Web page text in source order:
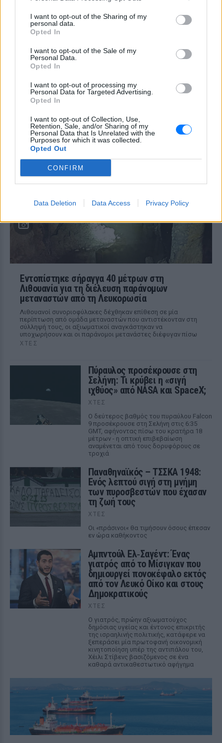
I want to opt-out of the Sharing of my
personal data.
Opted In
I want to opt-out of the Sale of my
Personal Data.
Opted In
I want to opt-out of processing my
Personal Data for Targeted Advertising.
Opted In
I want to opt-out of Collection, Use,
Retention, Sale, and/or Sharing of my
Personal Data that Is Unrelated with the
Purposes for which it was collected.
Opted Out
CONFIRM
Data Deletion Data Access Privacy Policy
εξάρτηση από τους γονείς του
Βόλος: 26χρονος απείλησε να
πρωινό
επιστροφή του από τον στρατό
Δημοκρατικών στη Χαβάη
βρίζει γυναίκες σε παραλία και
τρώει ξύλο
Οι Αρχές συνέλαβαν τον Κίριλ Μπάσιν,
Κογκρέσο στη Χαβάη, μετά από
επεισόδιο σε κατάμεστη παραλία όπου
εμπλάκηκε σε βίαιη συμπλοκή
Εντοπίστηκε σήραγγα 40 μέτρων στη
Λιθουανία για τη διέλευση παράνομων
μεταναστών από τη Λευκορωσία
Λιθουανοί συνοριοφύλακες δέχθηκαν επίθεση σε μία
περίπτωση από ομάδα μεταναστών που αντιστέκονταν στη
σύλληψή τους, οι αξιωματικοί αναγκάστηκαν να
υποχωρήσουν και οι παράνομοι μετανάστες διέφυγαν πίσω
ΧΤΕΣ
Πύραυλος προσέκρουσε στη
Σελήνη: Τι κρύβει η «σιγή
ιχθύος» από NASA και SpaceX;
ΧΤΕΣ
Ο δεύτερος βαθμός του πυραύλου Falcon
9 προσέκρουσε στη Σελήνη στις 6:35
GMT, αφήνοντας πίσω του κρατήρα 18
μέτρων - η οπτική επιβεβαίωση
αναμένεται από τους δορυφόρους σε
τροχιά
Παναθηναϊκός – ΤΣΣΚΑ 1948:
Ενός λεπτού σιγή στη μνήμη
των πυροσβεστών που έχασαν
τη ζωή τους
ΧΤΕΣ
Οι «πράσινοι« θα τιμήσουν όσους έπεσαν
εν ώρα καθήκοντος
Αμπντούλ Ελ‑Σαγέντ: Ένας
γιατρός από το Μίσιγκαν που
δημιουργεί πονοκέφαλο εκτός
από τον Λευκό Οίκο και στους
Δημοκρατικούς
ΧΤΕΣ
Ο γιατρός, πρώην αξιωματούχος
δημόσιας υγείας και έντονος επικριτής
της ισραηλινής πολιτικής, κατάφερε να
ξεπεράσει μία πρωτοφανή οικονομική
κινητοποίηση υπέρ της αντιπάλου του,
Χέιλι Στίβενς βασιζόμενος σε ένα
καθαρά αντικαθεστωτικό αφήγημα